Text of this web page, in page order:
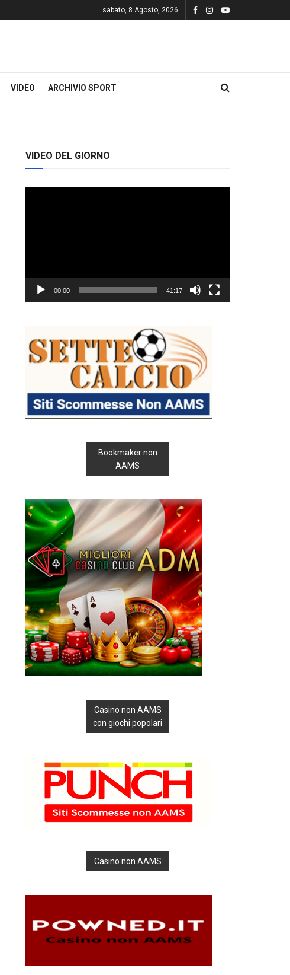
sabato, 8 Agosto, 2026
VIDEO ARCHIVIO SPORT
VIDEO DEL GIORNO
00:00 41:17
Bookmaker non
AAMS
Casino non AAMS
con giochi popolari
Casino non AAMS